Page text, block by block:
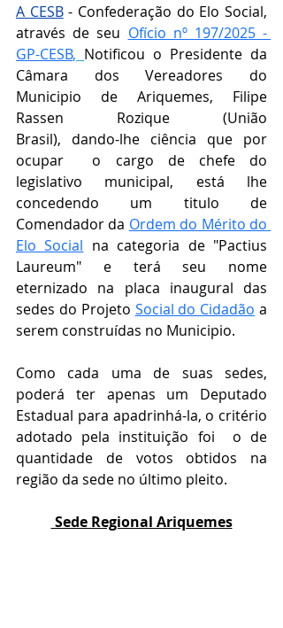
A CESB - Confederação do Elo Social,
através de seu Ofício nº 197/2025 -
GP-CESB, Notificou o Presidente da
Câmara dos Vereadores do
Municipio de Ariquemes, Filipe
Rassen Rozique (União
Brasil), dando-lhe ciência que por
ocupar  o cargo de chefe do
legislativo municipal, está lhe
concedendo um titulo de
Comendador da Ordem do Mérito do
Elo Social na categoria de "Pactius
Laureum" e terá seu nome
eternizado na placa inaugural das
sedes do Projeto Social do Cidadão a
serem construídas no Municipio.
Como cada uma de suas sedes,
poderá ter apenas um Deputado
Estadual para apadrinhá-la, o critério
adotado pela instituição foi  o de
quantidade de votos obtidos na
região da sede no último pleito.
Sede Regional Ariquemes